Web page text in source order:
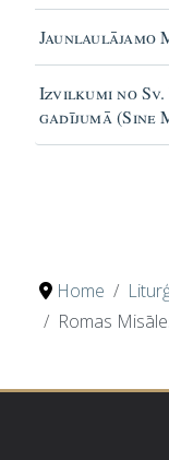
Jaunlaulājamo
Izvilkumi no
gadījumā (Sine
Home
Romas